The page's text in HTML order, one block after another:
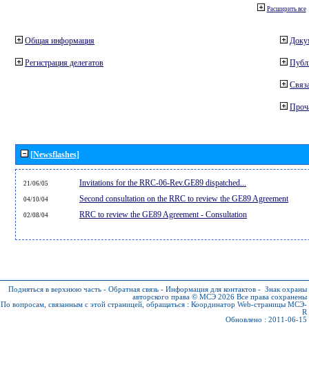
Расширить все
Общая информация
Регистрация делегатов
[Newsflashes]
21/06/05 Invitations for the RRC-06-Rev.GE89 dispatched...
04/10/04 Second consultation on the RRC to review the GE89 Agreement
02/08/04 RRC to review the GE89 Agreement - Consultation
Подняться в верхнюю часть - Обратная связь - Информация для контактов - Знак охраны
авторского права © МСЭ 2026 Все права сохранены
По вопросам, связанным с этой страницей, обращаться : Координатор Web-страницы МСЭ-
R
Обновлено : 2011-06-15